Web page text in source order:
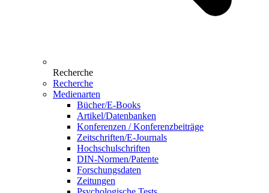
Recherche
Recherche
Medienarten
Bücher/E-Books
Artikel/Datenbanken
Konferenzen / Konferenzbeiträge
Zeitschriften/E-Journals
Hochschulschriften
DIN-Normen/Patente
Forschungsdaten
Zeitungen